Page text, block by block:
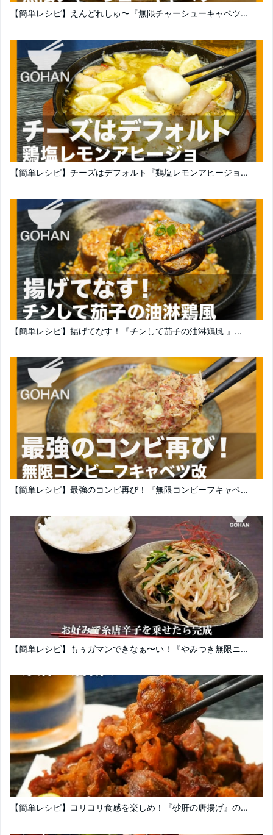
【簡単レシピ】えんどれしゅ〜『無限チャーシューキャベツ...
【簡単レシピ】チーズはデフォルト『鶏塩レモンアヒージョ...
【簡単レシピ】揚げてなす！『チンして茄子の油淋鶏風 』...
【簡単レシピ】最強のコンビ再び！『無限コンビーフキャベ...
【簡単レシピ】もぅガマンできなぁ〜い！『やみつき無限ニ...
【簡単レシピ】コリコリ食感を楽しめ！『砂肝の唐揚げ』の...